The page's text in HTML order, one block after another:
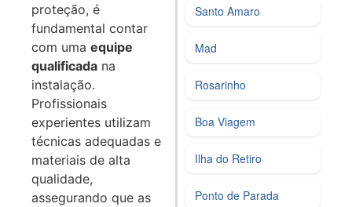
proteção, é
fundamental contar
com uma equipe
qualificada na
instalação.
Profissionais
experientes utilizam
técnicas adequadas e
materiais de alta
qualidade,
assegurando que as
Santo Amaro
Mad
Rosarinho
Boa Viagem
Ilha do Retiro
Ponto de Parada